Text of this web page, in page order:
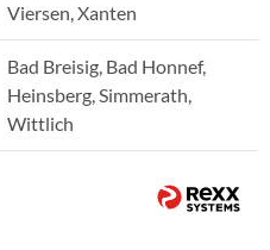
Viersen, Xanten
Bad Breisig, Bad Honnef,
Heinsberg, Simmerath,
Wittlich